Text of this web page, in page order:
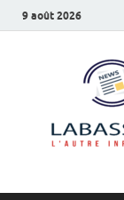
9 août 2026